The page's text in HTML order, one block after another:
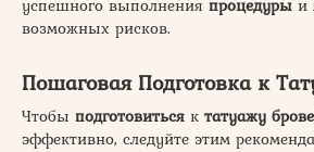
успешного выполнения процедуры и
возможных рисков.
Пошаговая Подготовка к
Чтобы подготовиться к татуажу
эффективно, следуйте этим